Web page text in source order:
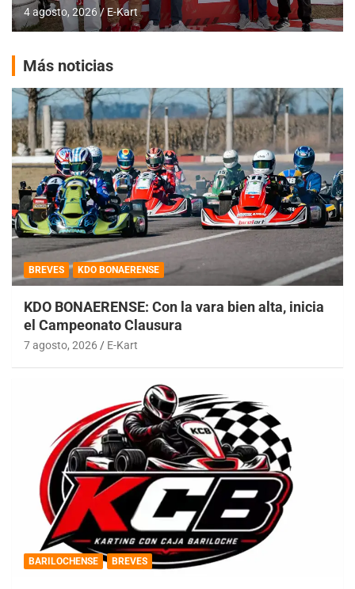
4 agosto, 2026 E-Kart
Más noticias
BREVES KDO BONAERENSE
KDO BONAERENSE: Con la vara bien alta, inicia
el Campeonato Clausura
7 agosto, 2026 E-Kart
BARILOCHENSE BREVES